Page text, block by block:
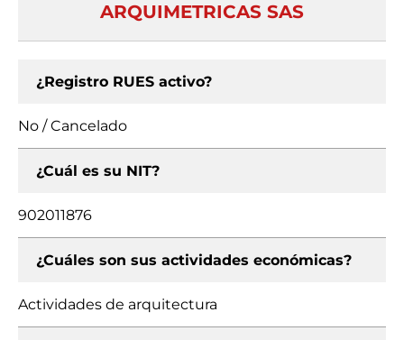
ARQUIMETRICAS SAS
¿Registro RUES activo?
No / Cancelado
¿Cuál es su NIT?
902011876
¿Cuáles son sus actividades económicas?
Actividades de arquitectura